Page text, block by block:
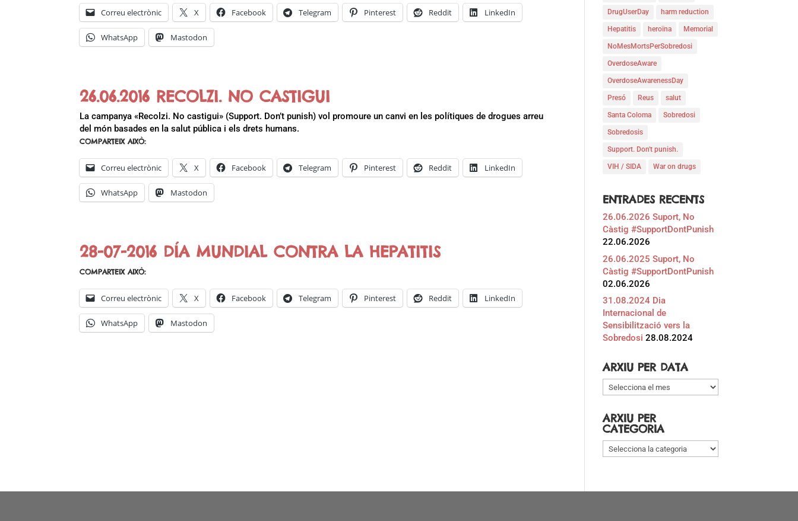
Correu electrònic X Facebook Telegram Pinterest Reddit LinkedIn
WhatsApp Mastodon
26.06.2016 RECOLZI. NO CASTIGUI
La campanya «Recolzi. No castigui» (Support. Don’t punish) vol promoure un canvi en les polítiques de drogues arreu
del món basades en la salut pública i els drets humans.
COMPARTEIX AIXÒ:
Correu electrònic X Facebook Telegram Pinterest Reddit LinkedIn
WhatsApp Mastodon
28-07-2016 DÍA MUNDIAL CONTRA LA HEPATITIS
COMPARTEIX AIXÒ:
Correu electrònic X Facebook Telegram Pinterest Reddit LinkedIn
WhatsApp Mastodon
DrugUserDay harm reduction
Hepatitis heroïna Memorial
NoMesMortsPerSobredosi
OverdoseAware
OverdoseAwarenessDay
Presó Reus salut
Santa Coloma Sobredosi
Sobredosis
Support. Don't punish.
VIH / SIDA War on drugs
ENTRADES RECENTS
26.06.2026 Suport, No
Càstig #SupportDontPunish
22.06.2026
26.06.2025 Suport, No
Càstig #SupportDontPunish
02.06.2026
31.08.2024 Dia
Internacional de
Sensibilització vers la
Sobredosi 28.08.2024
ARXIU PER DATA
Arxiu
per
ARXIU PER
CATEGORIA
Arxiu
per